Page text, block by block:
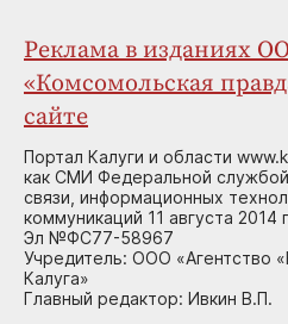
Реклама в изданиях
«Комсомольская
сайте
Портал Калуги и области
как СМИ Федеральной
связи, информационных
коммуникаций 11 августа
Эл №ФС77-58967
Учредитель: ООО «Агентство
Калуга»
Главный редактор: Ивкин В.П.